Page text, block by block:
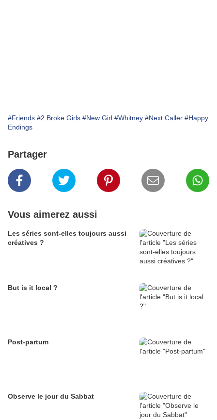
#Friends #2 Broke Girls #New Girl #Whitney #Next Caller #Happy
Endings
Partager
Vous aimerez aussi
Les séries sont-elles toujours aussi
créatives ?
But is it local ?
Post-partum
Observe le jour du Sabbat